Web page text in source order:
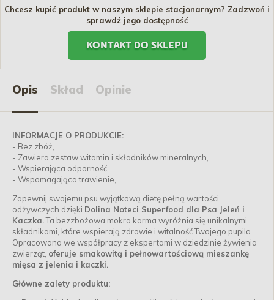
Chcesz kupić produkt w naszym sklepie stacjonarnym? Zadzwoń i
sprawdź jego dostępność
KONTAKT DO SKLEPU
Opis Skład Opinie
INFORMACJE O PRODUKCIE:
- Bez zbóż,
- Zawiera zestaw witamin i składników mineralnych,
- Wspierająca odporność,
- Wspomagająca trawienie,
Zapewnij swojemu psu wyjątkową dietę pełną wartości
odżywczych dzięki Dolina Noteci Superfood dla Psa Jeleń i
Kaczka.Ta bezzbożowa mokra karma wyróżnia się unikalnymi
składnikami, które wspierają zdrowie i witalność Twojego pupila.
Opracowana we współpracy z ekspertami w dziedzinie żywienia
zwierząt, oferuje smakowitą i pełnowartościową mieszankę
mięsa z jelenia i kaczki.
Główne zalety produktu: